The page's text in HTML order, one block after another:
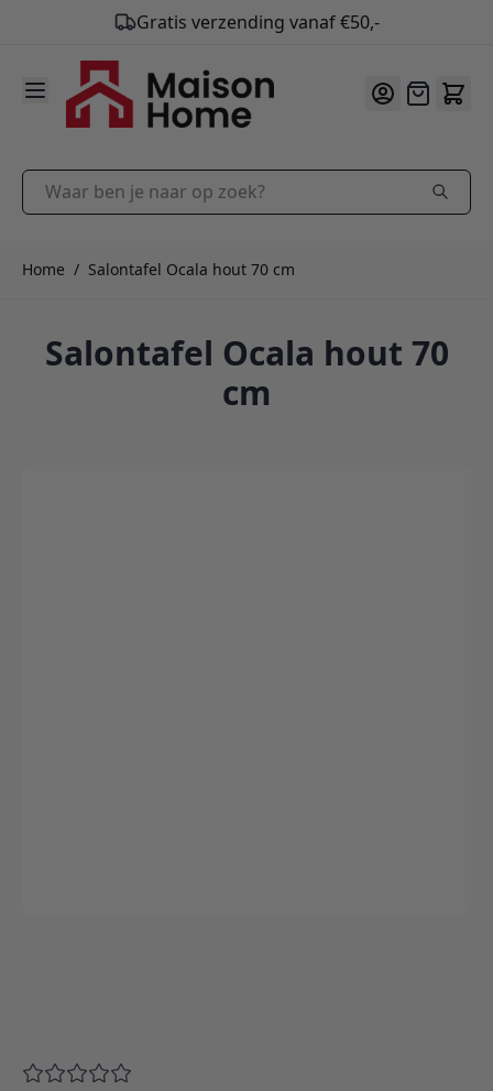
Gratis verzending vanaf €50,-
9.9/10
Ga naar de inhoud
Offerte
Waar ben je naar op zoek?
Home / Salontafel Ocala hout 70 cm
Salontafel Ocala hout 70
cm